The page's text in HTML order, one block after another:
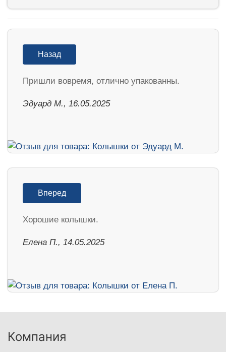
Назад
Пришли вовремя, отлично упакованны.
Эдуард М., 16.05.2025
Вперед
Хорошие колышки.
Елена П., 14.05.2025
Компания